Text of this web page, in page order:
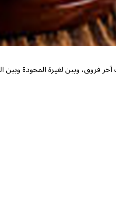
فروق، وبين لغيرة المحودة